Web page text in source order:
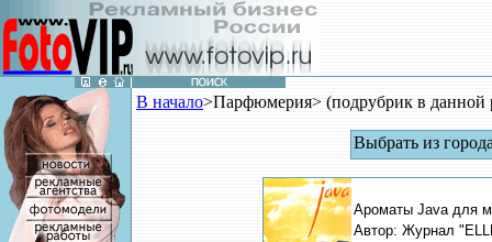
В начало>Парфюмерия> (подрубрик в данной
Выбрать из
Ароматы Java для
Автор: Журнал